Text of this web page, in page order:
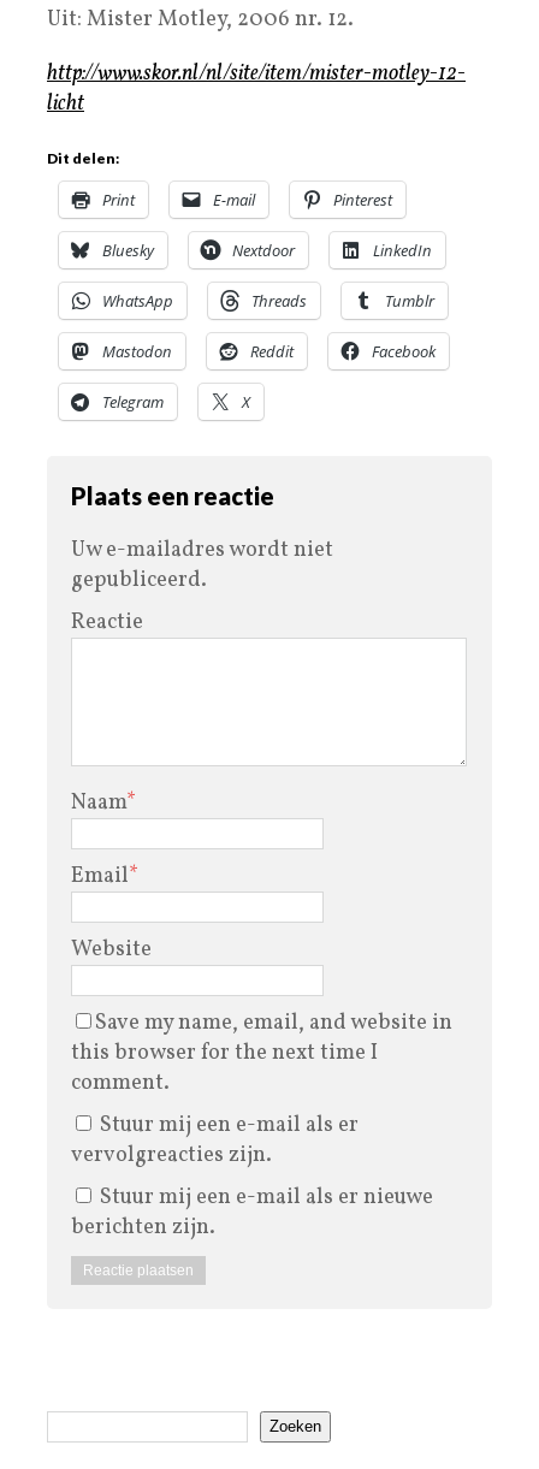
Uit: Mister Motley, 2006 nr. 12.
http://www.skor.nl/nl/site/item/mister-motley-12-
licht
Dit delen:
Print E-mail Pinterest
Bluesky Nextdoor LinkedIn
WhatsApp Threads Tumblr
Mastodon Reddit Facebook
Telegram X
Plaats een reactie
Uw e-mailadres wordt niet
gepubliceerd.
Reactie
Naam*
Email*
Website
Save my name, email, and website in
this browser for the next time I
comment.
Stuur mij een e-mail als er
vervolgreacties zijn.
Stuur mij een e-mail als er nieuwe
berichten zijn.
Zoeken